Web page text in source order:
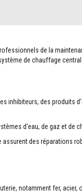
de la
de chauffage
inhibiteurs, des produits
d'eau, de gaz et de
assurent des réparations
notamment fer, acier,